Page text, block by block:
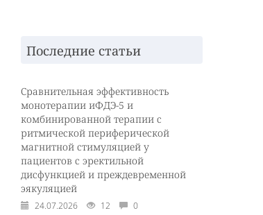
Последние статьи
Сравнительная эффективность
монотерапии иФДЭ-5 и
комбинированной терапии с
ритмической периферической
магнитной стимуляцией у
пациентов с эректильной
дисфункцией и преждевременной
эякуляцией
24.07.2026 12 0